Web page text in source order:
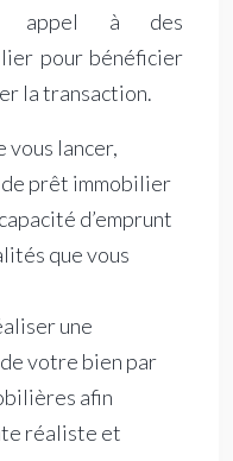
appel à des
pour bénéficier
la transaction.
vous lancer,
prêt immobilier
d’emprunt
que vous
une
votre bien par
afin
réaliste et